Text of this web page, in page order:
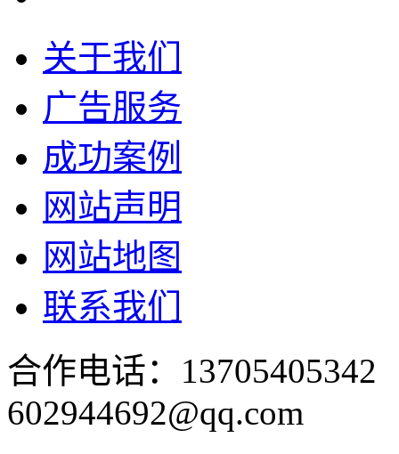
关于我们
广告服务
成功案例
网站声明
网站地图
联系我们
合作电话：
602944692@qq.com